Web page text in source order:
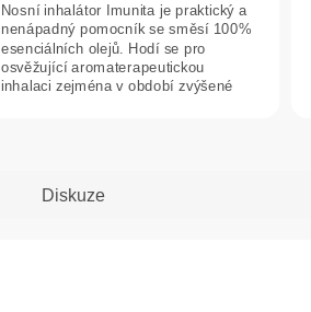
z
5
hvězdiček.
Nosní inhalátor Imunita je praktický a
nenápadný pomocník se směsí 100%
esenciálních olejů. Hodí se pro
osvěžující aromaterapeutickou
inhalaci zejména v období zvýšené
Diskuze